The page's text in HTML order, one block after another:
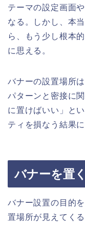
テーマの設定画面
なる。しかし、本
ら、もう少し根本
に思える。
バナーの設置場所
パターンと密接に
に置けばいい」と
ティを損なう結果
バナーを置
バナー設置の目的
置場所が見えてく